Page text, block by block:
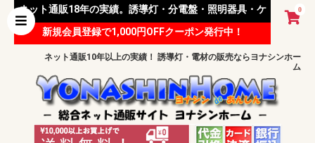
0
ネット通販18年の実績。誘導灯・分電盤・照明器具・ケ
ーブル等 様々な資材を取り扱っています。
新規会員登録で1,000円OFFクーポン発行中！
ネット通販10年以上の実績！ 誘導灯・電材の販売ならヨナシンホー
ム